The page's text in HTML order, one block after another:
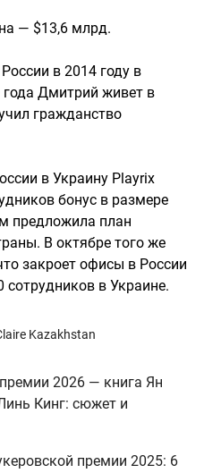
— $13,6 млрд.
в 2014 году в
Дмитрий живет в
гражданство
в Украину Playrix
бонус в размере
предложила план
В октябре того же
закроет офисы в России
сотрудников в Украине.
Kazakhstan
2026 — книга Ян
Кинг: сюжет и
премии 2025: 6